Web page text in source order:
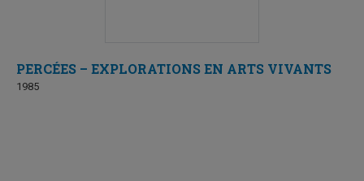
PERCÉES – EXPLORATIONS EN ARTS VIVANTS
1985